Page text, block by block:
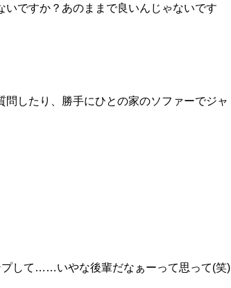
ですか？あのままで良いんじゃないです
したり、勝手にひとの家のソファーでジャ
プして……いやな後輩だなぁーって思って(笑)